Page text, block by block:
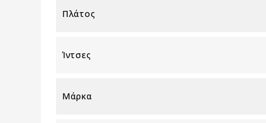
Πλάτος
Ίντσες
Μάρκα